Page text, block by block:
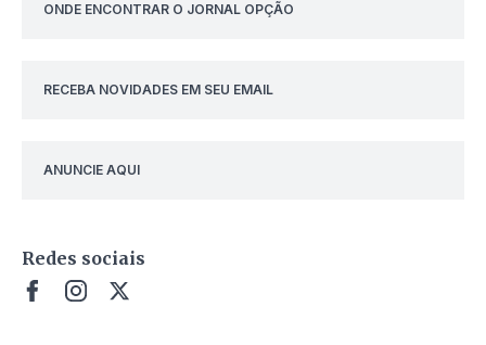
ONDE ENCONTRAR O JORNAL OPÇÃO
RECEBA NOVIDADES EM SEU EMAIL
ANUNCIE AQUI
Redes sociais